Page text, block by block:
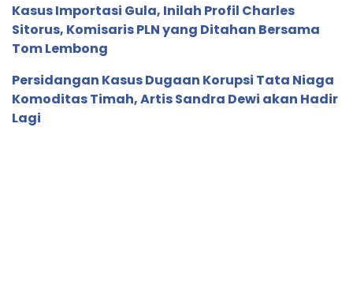
Kasus Importasi Gula, Inilah Profil Charles
Sitorus, Komisaris PLN yang Ditahan Bersama
Tom Lembong
Persidangan Kasus Dugaan Korupsi Tata Niaga
Komoditas Timah, Artis Sandra Dewi akan Hadir
Lagi